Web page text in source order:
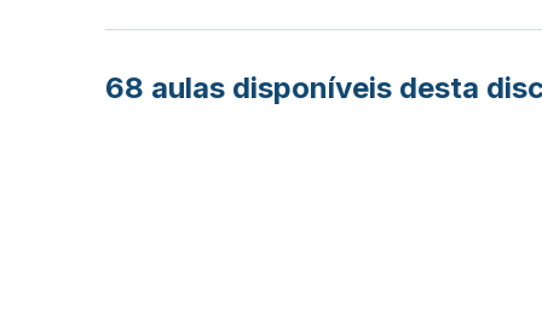
68 aulas disponíveis desta